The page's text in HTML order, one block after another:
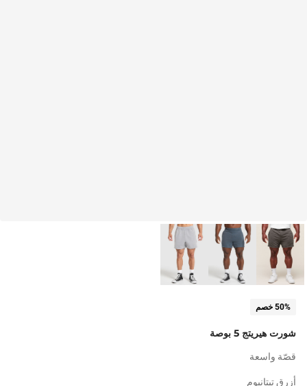
50% خصم
شورت هيريتج 5 بوصة
قصّة واسعة
أزرق تيتانيوم